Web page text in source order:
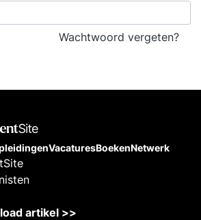
Wachtwoord vergeten?
VacaturesBoekenNetwerk
artikel >>